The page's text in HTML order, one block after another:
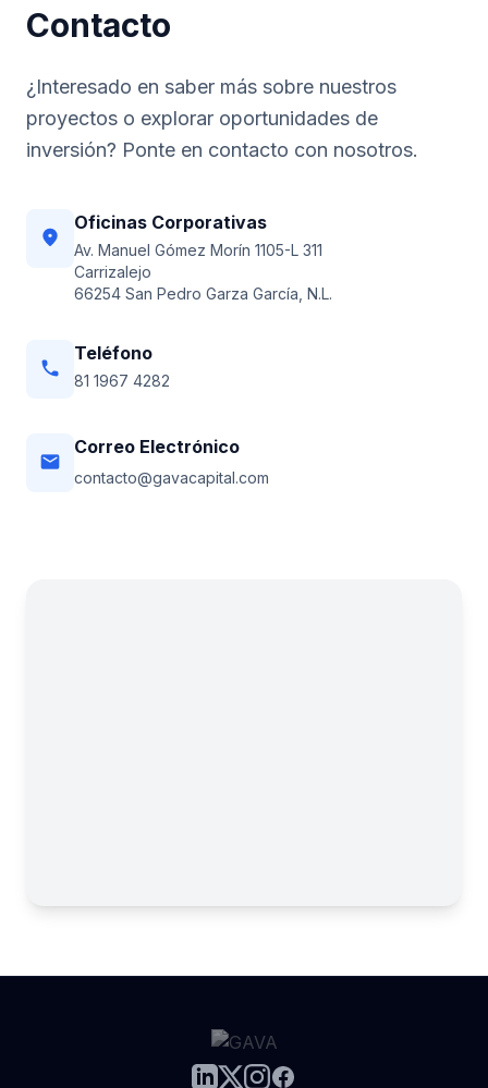
Contacto
¿Interesado en saber más sobre nuestros
proyectos o explorar oportunidades de
inversión? Ponte en contacto con nosotros.
location_on
Oficinas Corporativas
Av. Manuel Gómez Morín 1105-L 311
Carrizalejo
66254 San Pedro Garza García, N.L.
phone
Teléfono
81 1967 4282
email
Correo Electrónico
contacto@gavacapital.com